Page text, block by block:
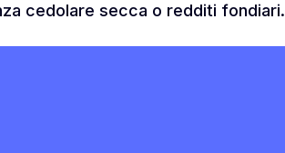
cedolare secca o redditi fondiari.